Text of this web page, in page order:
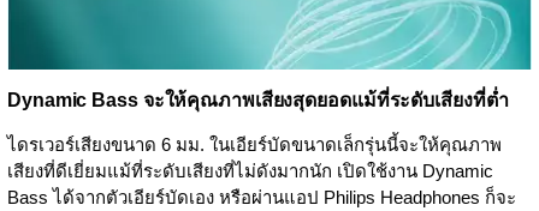
Dynamic Bass จะให้คุณภาพเสียงสุดยอดแม้ที่ระดับเสียงที่ต่ำ
ไดรเวอร์เสียงขนาด 6 มม. ในเอียร์บัดขนาดเล็กรุ่นนี้จะให้คุณภาพ
เสียงที่ดีเยี่ยมแม้ที่ระดับเสียงที่ไม่ดังมากนัก เปิดใช้งาน Dynamic
Bass ได้จากตัวเอียร์บัดเอง หรือผ่านแอป Philips Headphones ก็จะ